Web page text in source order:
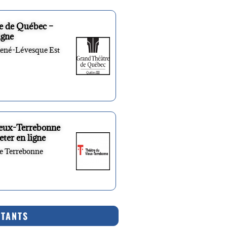
de Québec –
Lévesque Est
Terrebonne
en ligne
Terrebonne